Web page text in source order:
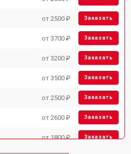
от 2500 ₽ Заказать
от 3700 ₽ Заказать
от 3200 ₽ Заказать
от 3500 ₽ Заказать
от 2500 ₽ Заказать
от 2600 ₽ Заказать
от 1800 ₽ Заказать